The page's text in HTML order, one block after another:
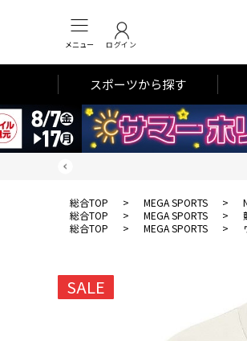
メニュー ログイン
スポーツから探す
総合TOP > MEGA SPORTS >
総合TOP
> MEGA SPORTS >
総合TOP
> MEGA SPORTS >
SALE